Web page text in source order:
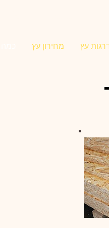
עץ מחירון עץ